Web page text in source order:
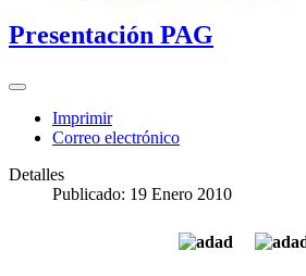
Presentación PAG
Imprimir
Correo electrónico
Detalles
Publicado: 19 Enero 2010